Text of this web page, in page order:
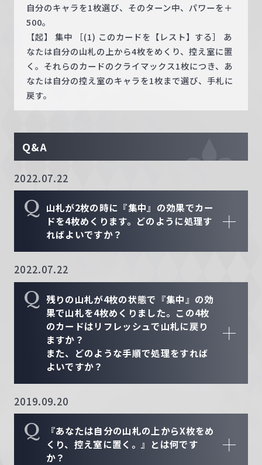
自分のキャラを1枚選び、そのターン中、パワーを＋
500。
【起】 集中 ［(1) このカードを【レスト】する］ あ
なたは自分の山札の上から4枚をめくり、控え室に置
く。それらのカードのクライマックス1枚につき、あ
なたは自分の控え室のキャラを1枚まで選び、手札に
戻す。
Q&A
2022.07.22
Q 山札が2枚の時に『集中』の効果でカー
ドを4枚めくります。どのように処理す
ればよいですか？
2022.07.22
Q 残りの山札が4枚の状態で『集中』の効
果で山札を4枚めくりました。この4枚
のカードはリフレッシュで山札に戻り
ますか？
また、どのような手順で処理をすれば
よいですか？
2019.09.20
Q
『あなたは自分の山札の上からX枚をめ
くり、控え室に置く。』とは何です
か？